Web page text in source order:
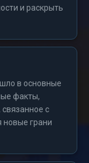
и раскрыть
в основные
факты,
с
новые грани